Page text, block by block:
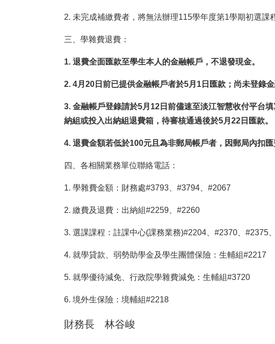
2. 未完成補繳費者，將無法辦理115學年度第1學期初選課
三、學雜費退費：
1. 退費全面匯款至學生本人的金融帳戶，不退發現金。
2. 4月20日前已提供金融帳戶者於5月1日匯款；尚未登錄
3. 金融帳戶登錄請於5月12日前儘速至淡江智慧收付平台填
納組或投入出納組退費箱，待審核通過後於5月22日匯款。
4. 退費金額若低於100元且為非郵局帳戶者，因郵局內扣
四、各相關業務單位聯絡電話：
1. 學雜費金額：財務處#3793、#3794、#2067
2. 繳費及退費：出納組#2259、#2260
3. 選課課程：註課中心(課務業務)#2204、#2370、#2375
4. 就學貸款、弱勢助學金及學生團體保險：生輔組#2217
5. 就學優待減免、行政院學雜費減免：生輔組#3720
6. 境外生保險：境輔組#2218
財務長 林谷峻